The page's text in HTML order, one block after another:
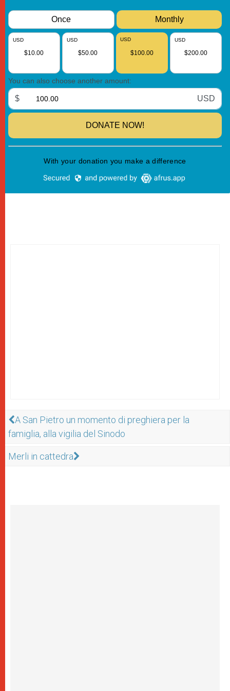
A San Pietro un momento di preghiera per la
famiglia, alla vigilia del Sinodo
Merli in cattedra